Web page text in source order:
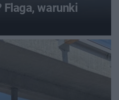
Flaga, warunki